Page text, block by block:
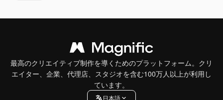
最高のクリエイティブ制作を導くためのプラットフォーム。クリ
エイター、企業、代理店、スタジオを含む100万人以上が利用し
ています。
日本語